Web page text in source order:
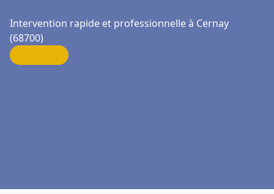
Intervention rapide et professionnelle à Cernay
(68700)